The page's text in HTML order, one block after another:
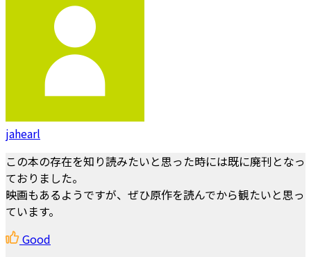
jahearl
この本の存在を知り読みたいと思った時には既に廃刊となっ
ておりました。
映画もあるようですが、ぜひ原作を読んでから観たいと思っ
ています。
Good